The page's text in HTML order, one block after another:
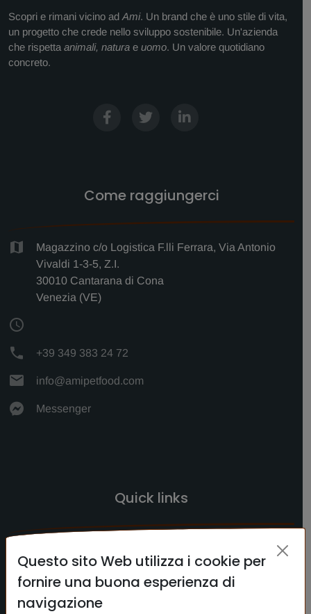
Scopri e rimani vicino ad Ami. Un brand che è uno stile di vita,
un progetto che crede nello sviluppo sostenibile. Un'azienda
che rispetta animali, natura e uomo. Un valore quotidiano
concreto.
Come raggiungerci
Magazzino c/o Logistica F.lli Ferrara, Via Antonio
Vivaldi 1-3-5, Z.I.
30010 Cantarana di Cona
Venezia (VE)
+39 349 383 24 72
info@amipetfood.com
Messenger
Quick links
Questo sito Web utilizza i cookie per
fornire una buona esperienza di
navigazione